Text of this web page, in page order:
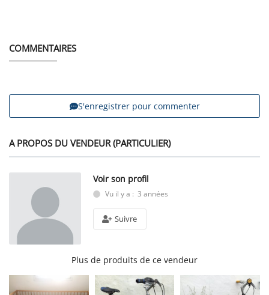
COMMENTAIRES
S'enregistrer pour commenter
A PROPOS DU VENDEUR (PARTICULIER)
Voir son profil
Vu il y a : 3 années
Suivre
Plus de produits de ce vendeur